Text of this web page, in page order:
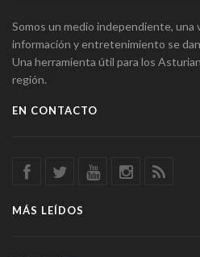
Somos un medio independiente, una
información y entretenimiento se dan
Una herramienta útil para los
región.
EN CONTACTO
MÁS LEÍDOS